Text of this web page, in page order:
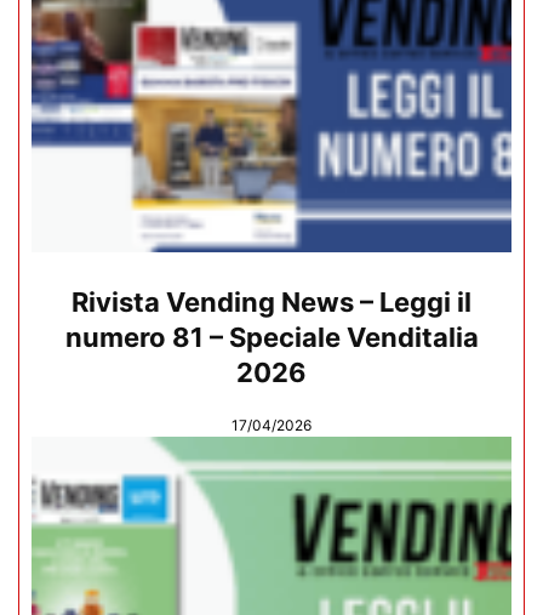
Rivista Vending News – Leggi il
numero 81 – Speciale Venditalia
2026
17/04/2026